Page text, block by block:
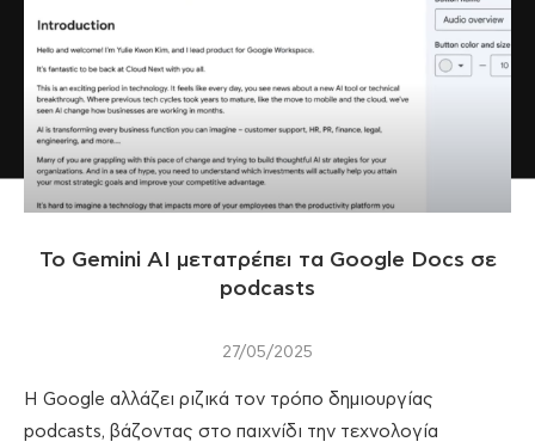
To Gemini AI μετατρέπει τα Google Docs σε
podcasts
27/05/2025
Η Google αλλάζει ριζικά τον τρόπο δημιουργίας
podcasts, βάζοντας στο παιχνίδι την τεχνολογία